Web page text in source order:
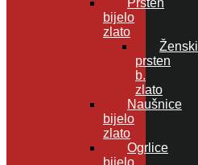
bijelo
zlato
Ženski
prsten
b.
zlato
Naušnice
bijelo
zlato
Ogrlice
bijelo